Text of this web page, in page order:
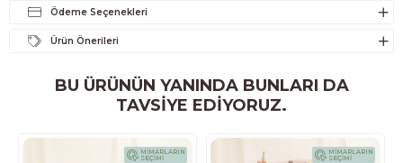
Ödeme Seçenekleri
Ürün Önerileri
BU ÜRÜNÜN YANINDA BUNLARI DA
TAVSIYE EDIYORUZ.
MİMARLARIN
SEÇİMİ
MİMARLARIN
SEÇİMİ